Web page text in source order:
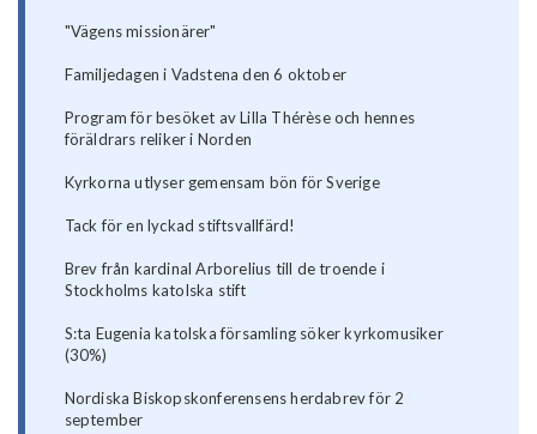
"Vägens missionärer"
Familjedagen i Vadstena den 6 oktober
Program för besöket av Lilla Thérèse och hennes
föräldrars reliker i Norden
Kyrkorna utlyser gemensam bön för Sverige
Tack för en lyckad stiftsvallfärd!
Brev från kardinal Arborelius till de troende i
Stockholms katolska stift
S:ta Eugenia katolska församling söker kyrkomusiker
(30%)
Nordiska Biskopskonferensens herdabrev för 2
september